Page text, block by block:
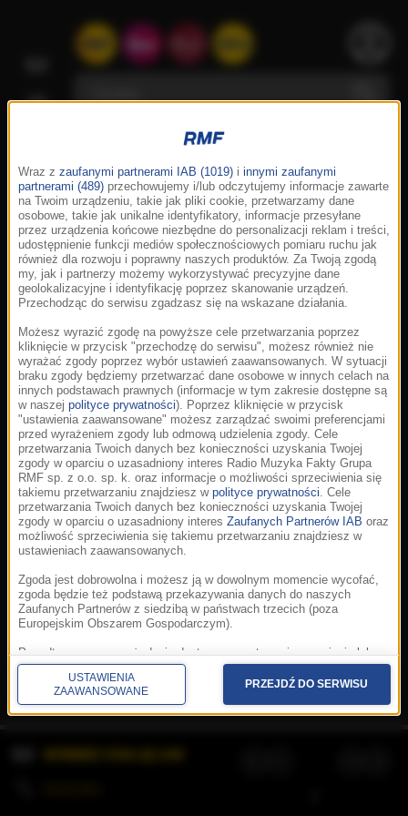
Korzystanie z portalu oznacza akceptację
Prywatność.Aplikacje.© 2026 Radio Muzyka
Fakty Grupa RMF sp. z o.o. sp. k.
Wraz z zaufanymi partnerami IAB (1019) i innymi zaufanymi
partnerami (489) przechowujemy i/lub odczytujemy informacje zawarte
na Twoim urządzeniu, takie jak pliki cookie, przetwarzamy dane
osobowe, takie jak unikalne identyfikatory, informacje przesyłane
przez urządzenia końcowe niezbędne do personalizacji reklam i treści,
udostępnienie funkcji mediów społecznościowych pomiaru ruchu jak
również dla rozwoju i poprawny naszych produktów. Za Twoją zgodą
my, jak i partnerzy możemy wykorzystywać precyzyjne dane
geolokalizacyjne i identyfikację poprzez skanowanie urządzeń.
Przechodząc do serwisu zgadzasz się na wskazane działania.
Możesz wyrazić zgodę na powyższe cele przetwarzania poprzez
kliknięcie w przycisk "przechodzę do serwisu", możesz również nie
wyrażać zgody poprzez wybór ustawień zaawansowanych. W sytuacji
braku zgody będziemy przetwarzać dane osobowe w innych celach na
innych podstawach prawnych (informacje w tym zakresie dostępne są
w naszej polityce prywatności). Poprzez kliknięcie w przycisk
"ustawienia zaawansowane" możesz zarządzać swoimi preferencjami
przed wyrażeniem zgody lub odmową udzielenia zgody. Cele
przetwarzania Twoich danych bez konieczności uzyskania Twojej
zgody w oparciu o uzasadniony interes Radio Muzyka Fakty Grupa
RMF sp. z o.o. sp. k. oraz informacje o możliwości sprzeciwienia się
takiemu przetwarzaniu znajdziesz w polityce prywatności. Cele
przetwarzania Twoich danych bez konieczności uzyskania Twojej
zgody w oparciu o uzasadniony interes Zaufanych Partnerów IAB oraz
możliwość sprzeciwienia się takiemu przetwarzaniu znajdziesz w
ustawieniach zaawansowanych.
Zgoda jest dobrowolna i możesz ją w dowolnym momencie wycofać,
zgoda będzie też podstawą przekazywania danych do naszych
Zaufanych Partnerów z siedzibą w państwach trzecich (poza
Europejskim Obszarem Gospodarczym).
Ponadto masz prawo żądania dostępu, sprostowania, usunięcia lub
ograniczenia przetwarzania danych, a także złożenia skargi do
Prezesa Urzędu Ochrony Danych Osobowych. W polityce prywatności
znajdziesz informacje jak wykonać swoje prawa. Szczegółowe
informacje na temat przetwarzania Twoich danych znajdują się w
USTAWIENIA
ZAAWANSOWANE
PRZEJDŹ DO SERWISU